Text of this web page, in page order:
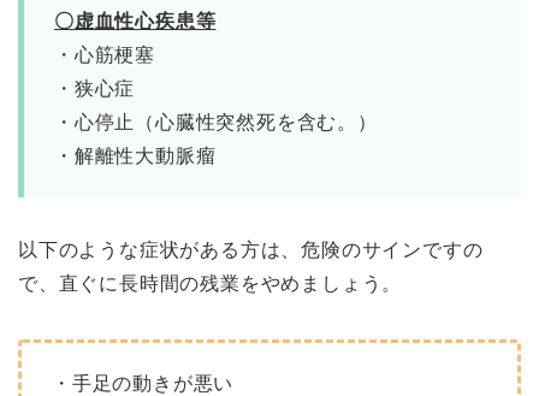
〇虚血性心疾患等
・心筋梗塞
・狭心症
・心停止（心臓性突然死を含む。）
・解離性大動脈瘤
以下のような症状がある方は、危険のサインですの
で、直ぐに長時間の残業をやめましょう。
・手足の動きが悪い